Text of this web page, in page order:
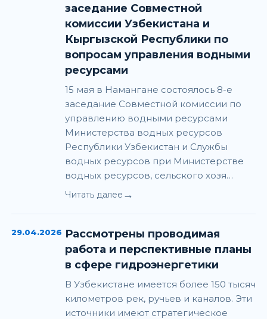
заседание Совместной
комиссии Узбекистана и
Кыргызской Республики по
вопросам управления водными
ресурсами
15 мая в Намангане состоялось 8-е
заседание Совместной комиссии по
управлению водными ресурсами
Министерства водных ресурсов
Республики Узбекистан и Службы
водных ресурсов при Министерстве
водных ресурсов, сельского хозя…
Читать далее →
29.04.2026 Рассмотрены проводимая
работа и перспективные планы
в сфере гидроэнергетики
В Узбекистане имеется более 150 тысяч
километров рек, ручьев и каналов. Эти
источники имеют стратегическое